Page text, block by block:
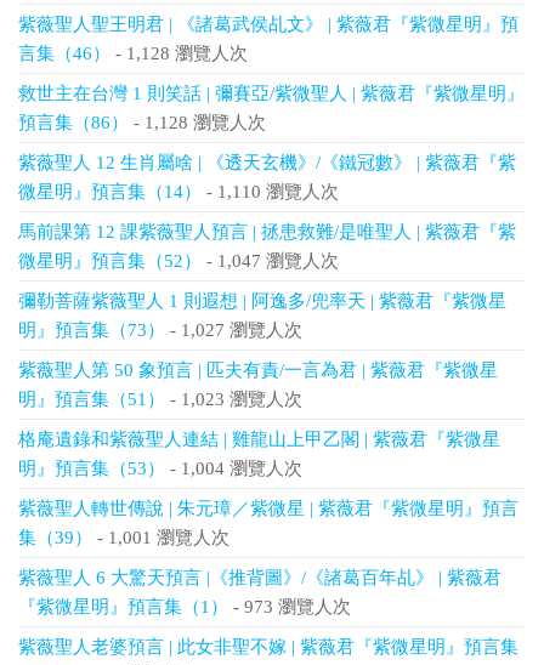
紫薇聖人聖王明君 | 《諸葛武侯乩文》 | 紫薇君『紫微星明』預
言集（46）
- 1,128 瀏覽人次
救世主在台灣 1 則笑話 | 彌賽亞/紫微聖人 | 紫薇君『紫微星明』
預言集（86）
- 1,128 瀏覽人次
紫薇聖人 12 生肖屬啥 | 《透天玄機》/《鐵冠數》 | 紫薇君『紫
微星明』預言集（14）
- 1,110 瀏覽人次
馬前課第 12 課紫薇聖人預言 | 拯患救難/是唯聖人 | 紫薇君『紫
微星明』預言集（52）
- 1,047 瀏覽人次
彌勒菩薩紫薇聖人 1 則遐想 | 阿逸多/兜率天 | 紫薇君『紫微星
明』預言集（73）
- 1,027 瀏覽人次
紫薇聖人第 50 象預言 | 匹夫有責/一言為君 | 紫薇君『紫微星
明』預言集（51）
- 1,023 瀏覽人次
格庵遺錄和紫薇聖人連結 | 雞龍山上甲乙閣 | 紫薇君『紫微星
明』預言集（53）
- 1,004 瀏覽人次
紫薇聖人轉世傳說 | 朱元璋／紫微星 | 紫薇君『紫微星明』預言
集（39）
- 1,001 瀏覽人次
紫薇聖人 6 大驚天預言 |《推背圖》/《諸葛百年乩》 | 紫薇君
『紫微星明』預言集（1）
- 973 瀏覽人次
紫薇聖人老婆預言 | 此女非聖不嫁 | 紫薇君『紫微星明』預言集